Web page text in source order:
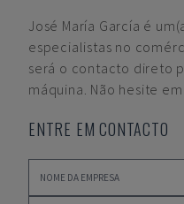
José María García é
especialistas no
será o contacto direto
máquina. Não hesite
ENTRE EM CONTACTO